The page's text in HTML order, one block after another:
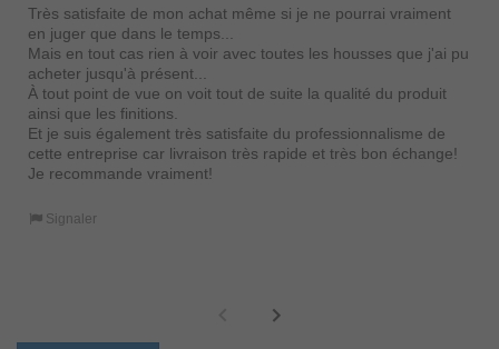
Très satisfaite de mon achat même si je ne pourrai vraiment
en juger que dans le temps...
Mais en tout cas rien à voir avec toutes les housses que j'ai pu
acheter jusqu'à présent...
À tout point de vue on voit tout de suite la qualité du produit
ainsi que les finitions.
Et je suis également très satisfaite du professionnalisme de
cette entreprise car livraison très rapide et très bon échange!
Je recommande vraiment!
Signaler